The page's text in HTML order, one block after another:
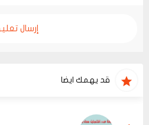
إرسال
قد يهمك ايضا